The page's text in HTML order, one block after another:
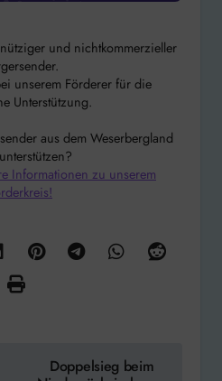
und nichtkommerzieller
unserem Förderer für die
Unterstützung.
aus dem Weserbergland
Informationen zu unserem
Doppelsieg beim